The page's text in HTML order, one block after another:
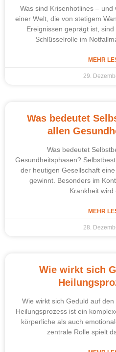
Was sind Krisenhotlines –
einer Welt, die von stetigem
Ereignissen geprägt ist,
Schlüsselrolle im
MEHR
29.
Was bedeutet
allen
Was bedeutet
Gesundheitsphasen?
der heutigen Gesellschaft
gewinnt. Besonders im
Krankheit
MEHR
28.
Wie wirkt sich
Wie wirkt sich Geduld auf
Heilungsprozess ist ein
körperliche als auch
zentrale Rolle spielt